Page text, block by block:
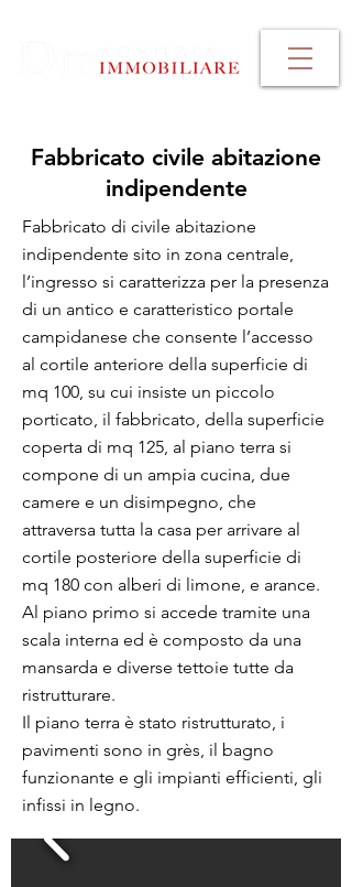
Fabbricato civile abitazione
indipendente
Fabbricato di civile abitazione
indipendente sito in zona centrale,
l’ingresso si caratterizza per la presenza
di un antico e caratteristico portale
campidanese che consente l’accesso
al cortile anteriore della superficie di
mq 100, su cui insiste un piccolo
porticato, il fabbricato, della superficie
coperta di mq 125, al piano terra si
compone di un ampia cucina, due
camere e un disimpegno, che
attraversa tutta la casa per arrivare al
cortile posteriore della superficie di
mq 180 con alberi di limone, e arance.
Al piano primo si accede tramite una
scala interna ed è composto da una
mansarda e diverse tettoie tutte da
ristrutturare.
Il piano terra è stato ristrutturato, i
pavimenti sono in grès, il bagno
funzionante e gli impianti efficienti, gli
infissi in legno.